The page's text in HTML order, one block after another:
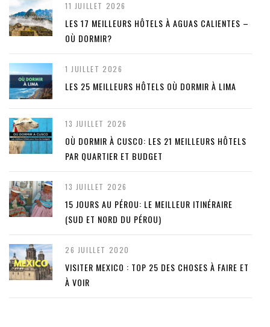
11 JUILLET 2026
LES 17 MEILLEURS HÔTELS À AGUAS CALIENTES –
OÙ DORMIR?
1 JUILLET 2026
LES 25 MEILLEURS HÔTELS OÙ DORMIR À LIMA
13 JUILLET 2026
OÙ DORMIR À CUSCO: LES 21 MEILLEURS HÔTELS
PAR QUARTIER ET BUDGET
13 JUILLET 2026
15 JOURS AU PÉROU: LE MEILLEUR ITINÉRAIRE
(SUD ET NORD DU PÉROU)
26 JUILLET 2020
VISITER MEXICO : TOP 25 DES CHOSES À FAIRE ET
À VOIR